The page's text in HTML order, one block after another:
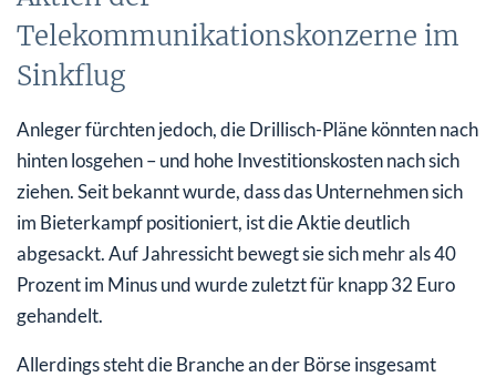
Telekommunikationskonzerne im
Sinkflug
Anleger fürchten jedoch, die Drillisch-Pläne könnten nach
hinten losgehen – und hohe Investitionskosten nach sich
ziehen. Seit bekannt wurde, dass das Unternehmen sich
im Bieterkampf positioniert, ist die Aktie deutlich
abgesackt. Auf Jahressicht bewegt sie sich mehr als 40
Prozent im Minus und wurde zuletzt für knapp 32 Euro
gehandelt.
Allerdings steht die Branche an der Börse insgesamt